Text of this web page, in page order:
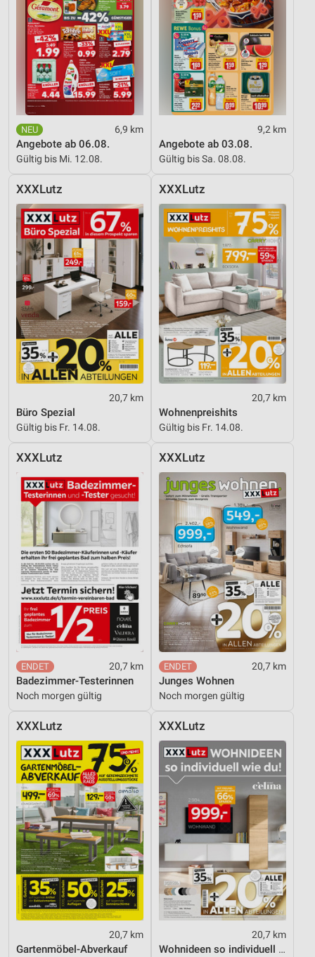
6,9 km
Angebote ab 06.08.
Gültig bis Mi. 12.08.
9,2 km
Angebote ab 03.08.
Gültig bis Sa. 08.08.
XXXLutz
20,7 km
Büro Spezial
Gültig bis Fr. 14.08.
XXXLutz
20,7 km
Wohnenpreishits
Gültig bis Fr. 14.08.
XXXLutz
20,7 km
Badezimmer-Testerinnen
Noch morgen gültig
XXXLutz
20,7 km
Junges Wohnen
Noch morgen gültig
XXXLutz
20,7 km
Gartenmöbel-Abverkauf
XXXLutz
20,7 km
Wohnideen so individuell wie du!